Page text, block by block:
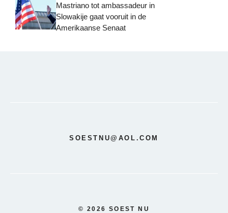
Mastriano tot ambassadeur in
Slowakije gaat vooruit in de
Amerikaanse Senaat
SOESTNU@AOL.COM
© 2026 SOEST NU